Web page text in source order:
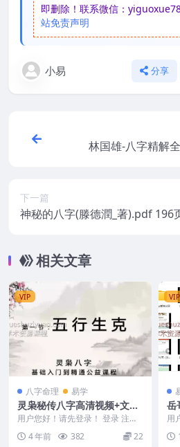
即删除！联系微信：
站免责声明
小易 分享
林国雄-八字精解
下一篇
神秘的八字(滕德潤_著).pdf 196
相关文章
VIP
八字命理 易学
灵枭秘传八字高清视频+文档
视频208集百度盘下载
用户您好！请先登录！ 登录 注册
灵枭秘传独门技法四柱八字高清视
频+讲义，原教学...
4 年前 382 22
VIP
岳
练
用
【